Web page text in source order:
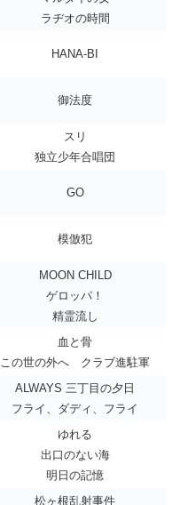
ラヂオの時間
HANA-BI
御法度
スリ
独立少年合唱団
GO
模倣犯
MOON CHILD
ゲロッパ！
精霊流し
血と骨
この世の外へ クラブ進駐軍
ALWAYS 三丁目の夕日
フライ、ダディ、フライ
ゆれる
出口のない海
明日の記憶
松ヶ根乱射事件